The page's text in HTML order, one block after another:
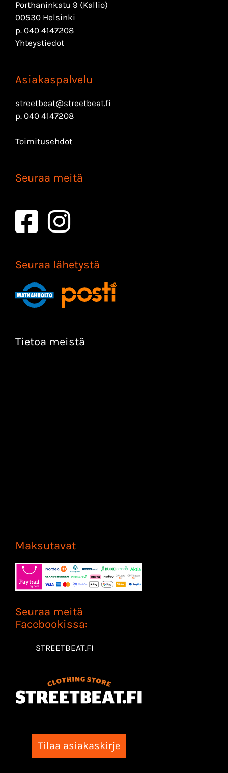
Porthaninkatu 9 (Kallio)
00530 Helsinki
p. 040 4147208
Yhteystiedot
Asiakaspalvelu
streetbeat@streetbeat.fi
p. 040 4147208
Toimitusehdot
Seuraa meitä
Seuraa lähetystä
Tietoa meistä
Maksutavat
Seuraa meitä
Facebookissa:
STREETBEAT.FI